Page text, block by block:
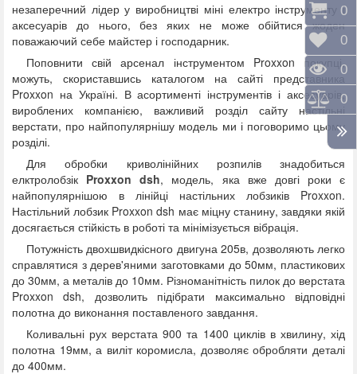
незаперечний лідер у виробництві міні електро інструменту і
аксесуарів до нього, без яких не може обійтися жоден
поважаючий себе майстер і господарник.
Поповнити свій арсенал інструментом Proxxon покупці,
можуть, скориставшись каталогом на сайті представника
Proxxon на Україні. В асортименті інструментів і аксесуарів,
вироблених компанією, важливий розділ сайту настільні
верстати, про найпопулярнішу модель ми і поговоримо цьому
розділі.
Для обробки криволінійних розпилів знадобиться
елктролобзік Proxxon dsh, модель, яка вже довгі роки є
найпопулярнішою в лінійці настільних лобзиків Proxxon.
Настільний лобзик Proxxon dsh має міцну станину, завдяки якій
досягається стійкість в роботі та мінімізується вібрація.
Потужність двохшвидкісного двигуна 205в, дозволяють легко
справлятися з дерев'яними заготовками до 50мм, пластикових
до 30мм, а металів до 10мм. Різноманітність пилок до верстата
Proxxon dsh, дозволить підібрати максимально відповідні
полотна до виконання поставленого завдання.
Коливальні рух верстата 900 та 1400 циклів в хвилину, хід
полотна 19мм, а виліт коромисла, дозволяє обробляти деталі
до 400мм.
0
0
0
0